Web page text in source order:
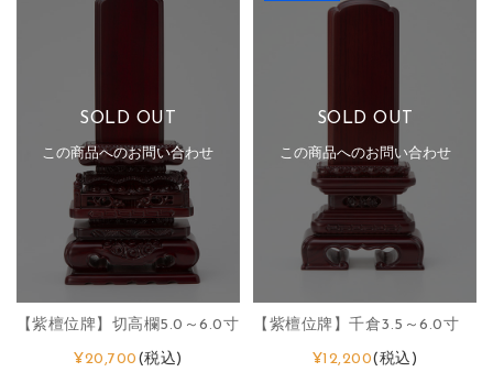
SOLD OUT
この商品へのお問い合わせ
【紫檀位牌】切高欄5.0～6.0寸
¥20,700 (税込)
SOLD OUT
この商品へのお問い合わせ
【紫檀位牌】千倉3.5～6.0寸
¥12,200(税込)